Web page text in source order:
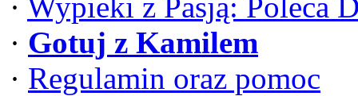
· Gotuj z Kamilem
· Regulamin oraz pomoc